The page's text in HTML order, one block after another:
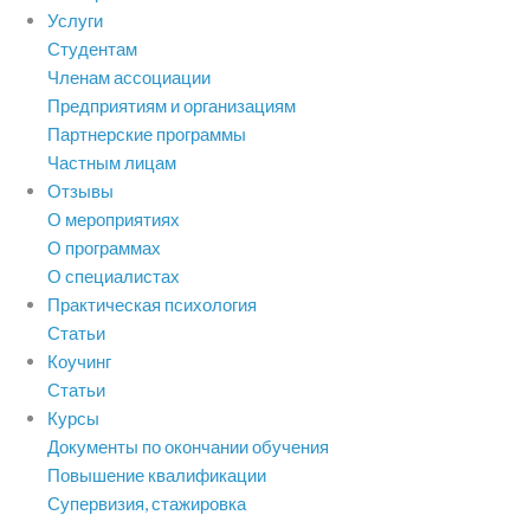
Услуги
Студентам
Членам ассоциации
Предприятиям и организациям
Партнерские программы
Частным лицам
Отзывы
О мероприятиях
О программах
О специалистах
Практическая психология
Статьи
Коучинг
Статьи
Курсы
Документы по окончании обучения
Повышение квалификации
Супервизия, стажировка